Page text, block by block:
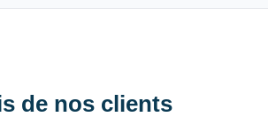
de nos clients